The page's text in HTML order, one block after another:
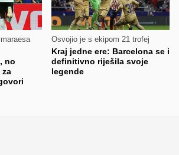
no
za
Osvojio je s ekipom 21 trofej
Kraj jedne ere: Barcelona se i
definitivno riješila svoje
legende